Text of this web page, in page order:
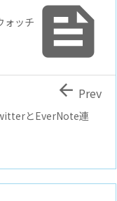

ォッチ
とEverNote連
 Prev